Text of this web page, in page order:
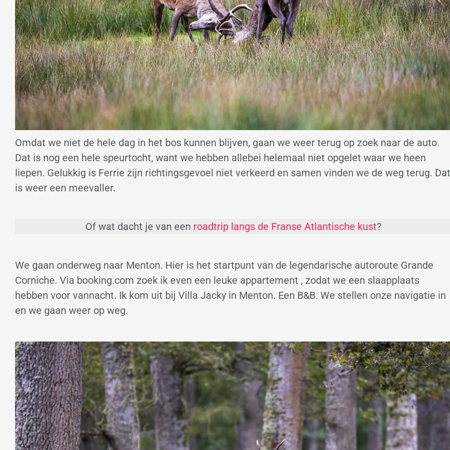
Omdat we niet de hele dag in het bos kunnen blijven, gaan we weer terug op zoek naar de auto.
Dat is nog een hele speurtocht, want we hebben allebei helemaal niet opgelet waar we heen
liepen. Gelukkig is Ferrie zijn richtingsgevoel niet verkeerd en samen vinden we de weg terug. Dat
is weer een meevaller.
Of wat dacht je van een roadtrip langs de Franse Atlantische kust?
We gaan onderweg naar Menton. Hier is het startpunt van de legendarische autoroute Grande
Corniche. Via booking.com zoek ik even een leuke appartement , zodat we een slaapplaats
hebben voor vannacht. Ik kom uit bij Villa Jacky in Menton. Een B&B. We stellen onze navigatie in
en we gaan weer op weg.